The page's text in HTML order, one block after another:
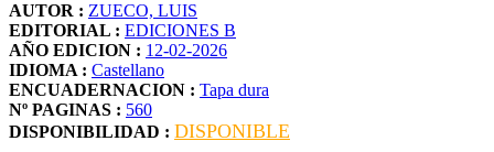
AUTOR : ZUECO, LUIS
EDITORIAL : EDICIONES B
AÑO EDICION : 12-02-2026
IDIOMA : Castellano
ENCUADERNACION : Tapa dura
Nº PAGINAS : 560
DISPONIBILIDAD : DISPONIBLE